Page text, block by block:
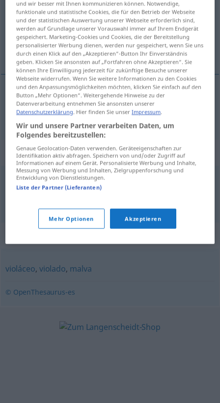
Übersicht aller Übersetzungen
(Für mehr Details die Übersetzung anklicken/antippen)
Veilchen
Veilchenn violeta BOT
Beispielsätze für "violeta"
erudito a la violeta
violáceo, violado, malva
© OpenThesaurus-es
und wir besser mit Ihnen kommunizieren können. Notwendige,
funktionale und statistische Cookies, die für den Betrieb der Webseite
und der statistischen Auswertung unserer Webseite erforderlich sind,
werden auf Grundlage unserer Vorauswahl immer auf Ihrem Endgerät
gespeichert. Marketing-Cookies und Cookies, die der Bereitstellung
personalisierter Werbung dienen, werden nur gespeichert, wenn Sie uns
durch einen Klick auf den „Akzeptieren“-Button Ihr Einverständnis
geben. Klicken Sie ansonsten auf „Fortfahren ohne Akzeptieren“. Sie
können Ihre Einwilligung jederzeit für zukünftige Besuche unserer
Webseite widerrufen. Wenn Sie weitere Informationen zu den Cookies
und den Anpassungsmöglichkeiten möchten, klicken Sie einfach auf den
Button „Mehr Optionen“. Weitergehende Hinweise zu der
Datenverarbeitung entnehmen Sie ansonsten unserer
Datenschutzerklärung. Hier finden Sie unserImpressum.
Wir und unsere Partner verarbeiten Daten, um
Folgendes bereitzustellen:
Genaue Geolocation-Daten verwenden. Geräteeigenschaften zur
Identifikation aktiv abfragen. Speichern von und/oder Zugriff auf
Informationen auf einem Gerät. Personalisierte Werbung und Inhalte,
Messung von Werbung und Inhalten, Zielgruppenforschung und
Entwicklung von Dienstleistungen.
Liste der Partner (Lieferanten)
Mehr Optionen Akzeptieren